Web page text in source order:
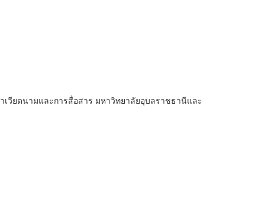
วียดนามและการสื่อสาร มหาวิทยาลัยอุบลราชธานีและ